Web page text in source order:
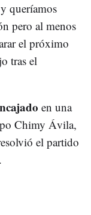
queríamos
pero al menos
el próximo
tras el
en una
Chimy Ávila,
el partido